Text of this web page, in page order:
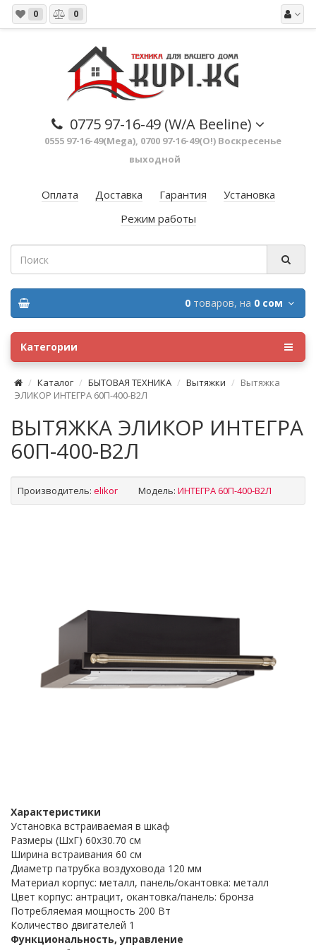
0 0
0775 97-16-49 (W/A Beeline)
0555 97-16-49(Mega), 0700 97-16-49(O!) Воскресенье
выходной
Оплата Доставка Гарантия
Установка
Режим работы
0 товаров, на 0 сом
Категории
Каталог БЫТОВАЯ ТЕХНИКА Вытяжки
Вытяжка
ЭЛИКОР ИНТЕГРА 60П-400-В2Л
ВЫТЯЖКА ЭЛИКОР ИНТЕГРА
60П-400-В2Л
Производитель: elikor Модель: ИНТЕГРА 60П-400-В2Л
Характеристики
Установка встраиваемая в шкаф
Размеры (ШхГ) 60х30.70 см
Ширина встраивания 60 см
Диаметр патрубка воздуховода 120 мм
Материал корпус: металл, панель/окантовка: металл
Цвет корпус: антрацит, окантовка/панель: бронза
Потребляемая мощность 200 Вт
Количество двигателей 1
Функциональность, управление